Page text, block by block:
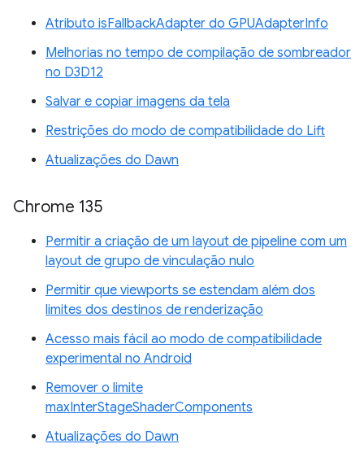
Atributo isFallbackAdapter do GPUAdapterInfo
Melhorias no tempo de compilação de sombreador
no D3D12
Salvar e copiar imagens da tela
Restrições do modo de compatibilidade do Lift
Atualizações do Dawn
Chrome 135
Permitir a criação de um layout de pipeline com um
layout de grupo de vinculação nulo
Permitir que viewports se estendam além dos
limites dos destinos de renderização
Acesso mais fácil ao modo de compatibilidade
experimental no Android
Remover o limite
maxInterStageShaderComponents
Atualizações do Dawn